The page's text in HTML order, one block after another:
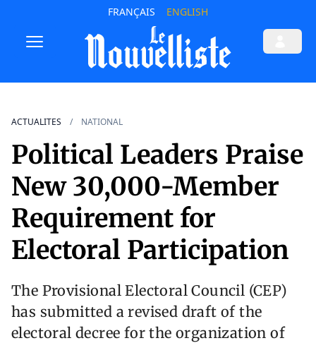
FRANÇAIS ENGLISH
ACTUALITES NATIONAL
Political Leaders Praise
New 30,000-Member
Requirement for
Electoral Participation
The Provisional Electoral Council (CEP)
has submitted a revised draft of the
electoral decree for the organization of